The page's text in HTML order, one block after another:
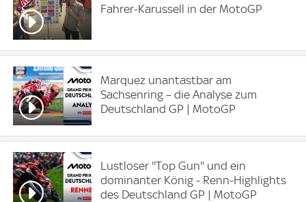
Fahrer-Karussell in der MotoGP
Marquez unantastbar am
Sachsenring – die Analyse zum
Deutschland GP | MotoGP
Lustloser ''Top Gun'' und ein
dominanter König - Renn-Highlights
des Deutschland GP | MotoGP